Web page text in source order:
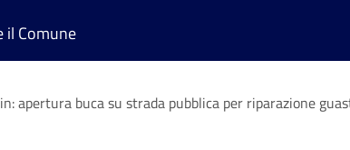
il Comune
apertura buca su strada pubblica per riparazione